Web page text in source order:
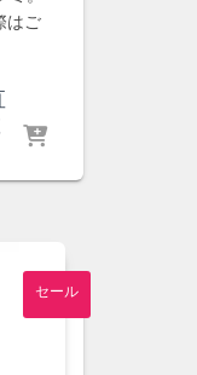
はご
セール